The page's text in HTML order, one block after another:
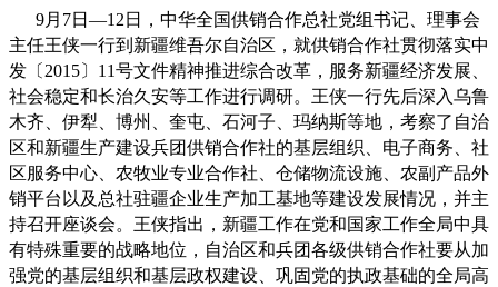
9月7日—12日，中华全国供销合作总社党组书记、理事会
主任王侠一行到新疆维吾尔自治区，就供销合作社贯彻落实中
发〔2015〕11号文件精神推进综合改革，服务新疆经济发展、
社会稳定和长治久安等工作进行调研。王侠一行先后深入乌鲁
木齐、伊犁、博州、奎屯、石河子、玛纳斯等地，考察了自治
区和新疆生产建设兵团供销合作社的基层组织、电子商务、社
区服务中心、农牧业专业合作社、仓储物流设施、农副产品外
销平台以及总社驻疆企业生产加工基地等建设发展情况，并主
持召开座谈会。王侠指出，新疆工作在党和国家工作全局中具
有特殊重要的战略地位，自治区和兵团各级供销合作社要从加
强党的基层组织和基层政权建设、巩固党的执政基础的全局高